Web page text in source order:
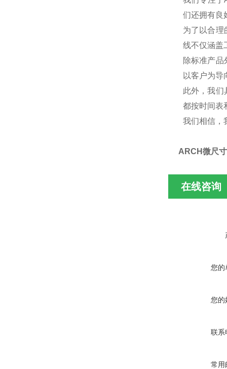
们还拥有良
为了以合理
线不仅涵盖
除标准产
以客户为导
此外，我们
都按时间表
我们相信，
ARCH微尺
在线咨询
您的
您的
联系
常用